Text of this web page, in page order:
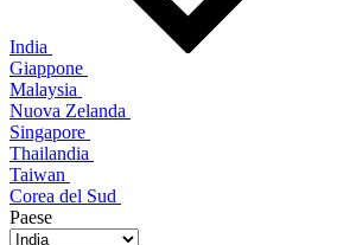
India
Giappone
Malaysia
Nuova Zelanda
Singapore
Thailandia
Taiwan
Corea del Sud
Paese